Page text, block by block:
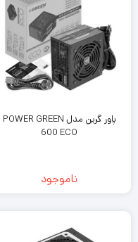
پاور گرین مدل POWER GREEN
600 ECO
ناموجود